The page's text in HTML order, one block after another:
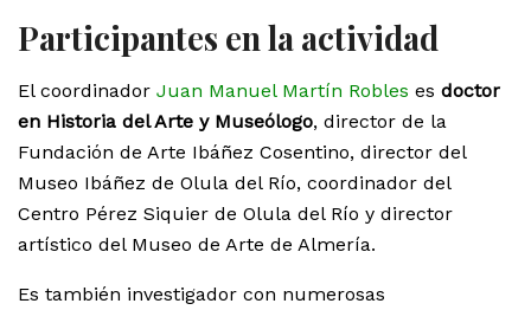
Participantes en la actividad
El coordinador Juan Manuel Martín Robles es doctor
en Historia del Arte y Museólogo, director de la
Fundación de Arte Ibáñez Cosentino, director del
Museo Ibáñez de Olula del Río, coordinador del
Centro Pérez Siquier de Olula del Río y director
artístico del Museo de Arte de Almería.
Es también investigador con numerosas